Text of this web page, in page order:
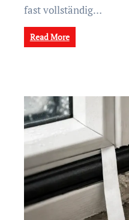
fast vollständig…
Read More